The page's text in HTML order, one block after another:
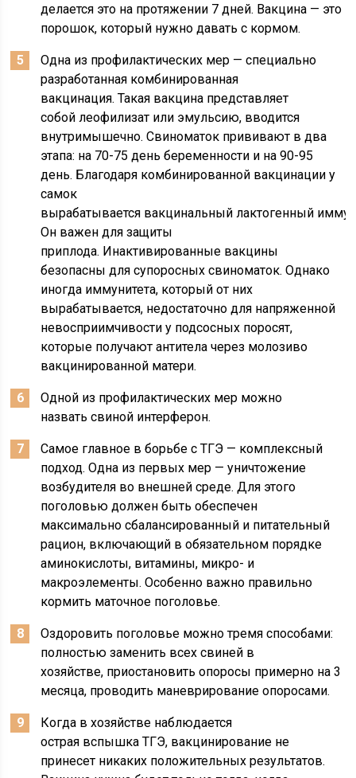
делается это на протяжении 7 дней. Вакцина — это
порошок, который нужно давать с кормом.
Одна из профилактических мер — специально
разработанная комбинированная
вакцинация. Такая вакцина представляет
собой леофилизат или эмульсию, вводится
внутримышечно. Свиноматок прививают в два
этапа: на 70-75 день беременности и на 90-95
день. Благодаря комбинированной вакцинации у
самок
вырабатывается вакцинальный лактогенный
Он важен для защиты
приплода. Инактивированные вакцины
безопасны для супоросных свиноматок. Однако
иногда иммунитета, который от них
вырабатывается, недостаточно для напряженной
невосприимчивости у подсосных поросят,
которые получают антитела через молозиво
вакцинированной матери.
Одной из профилактических мер можно
назвать свиной интерферон.
Самое главное в борьбе с ТГЭ — комплексный
подход. Одна из первых мер — уничтожение
возбудителя во внешней среде. Для этого
поголовью должен быть обеспечен
максимально сбалансированный и питательный
рацион, включающий в обязательном порядке
аминокислоты, витамины, микро- и
макроэлементы. Особенно важно правильно
кормить маточное поголовье.
Оздоровить поголовье можно тремя способами:
полностью заменить всех свиней в
хозяйстве, приостановить опоросы примерно на 3
месяца, проводить маневрирование опоросами.
Когда в хозяйстве наблюдается
острая вспышка ТГЭ, вакцинирование не
принесет никаких положительных результатов.